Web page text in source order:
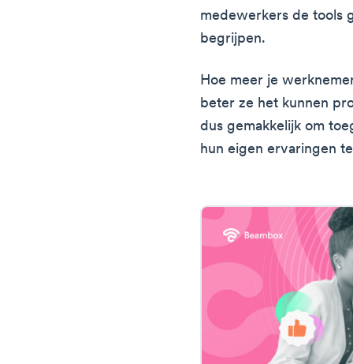
medewerkers de tools
begrijpen.
Hoe meer je
beter ze het kunnen
dus gemakkelijk om
hun eigen ervaringen